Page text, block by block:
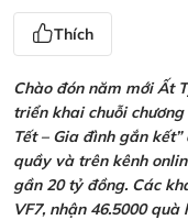
Thích
Chào đón năm mới Ất
triển khai chuỗi
Tết – Gia đình gắn
quầy và trên kênh
gần 20 tỷ đồng. Các
VF7, nhận 46.5000